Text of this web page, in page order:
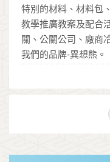
特別的材料、材料包
教學推廣教案及配合
關、公關公司、廠商
我們的品牌-異想熊。